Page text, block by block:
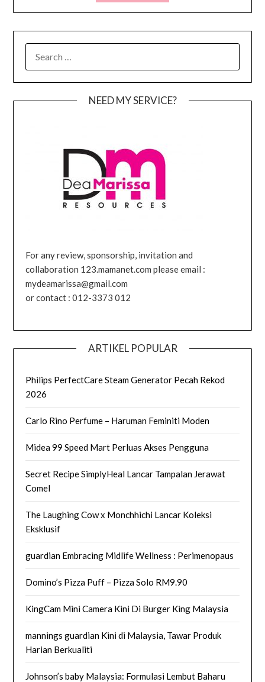
FOR:
NEED MY SERVICE?
For any review, sponsorship, invitation and
collaboration 123.mamanet.com please email :
mydeamarissa@gmail.com
or contact : 012-3373 012
ARTIKEL POPULAR
Philips PerfectCare Steam Generator Pecah Rekod
2026
Carlo Rino Perfume – Haruman Feminiti Moden
Midea 99 Speed Mart Perluas Akses Pengguna
Secret Recipe SimplyHeal Lancar Tampalan Jerawat
Comel
The Laughing Cow x Monchhichi Lancar Koleksi
Eksklusif
guardian Embracing Midlife Wellness : Perimenopaus
Domino’s Pizza Puff – Pizza Solo RM9.90
KingCam Mini Camera Kini Di Burger King Malaysia
mannings guardian Kini di Malaysia, Tawar Produk
Harian Berkualiti
Johnson’s baby Malaysia: Formulasi Lembut Baharu